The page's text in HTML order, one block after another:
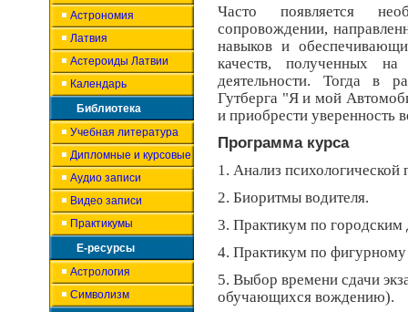
Астрономия
Латвия
Астероиды Латвии
Календарь
Библиотека
Учебная литература
Дипломные и курсовые
Аудио записи
Видео записи
Практикумы
Е-ресурсы
Астрология
Символизм
Часто появляется
сопровождении,
навыков и
качеств, полученных
деятельности. Тогда в
Гутберга "Я и мой
и приобрести уверенность
Программа курса
1. Анализ психологической
2. Биоритмы водителя.
3. Практикум по городским
4. Практикум по
5. Выбор времени сдачи
обучающихся вождению).